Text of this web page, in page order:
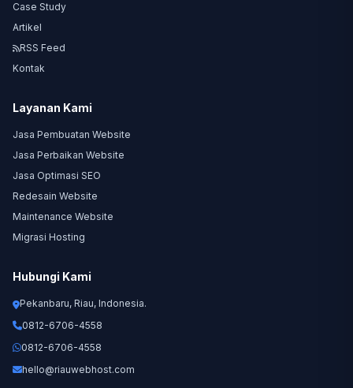
Case Study
Artikel
RSS Feed
Kontak
Layanan Kami
Jasa Pembuatan Website
Jasa Perbaikan Website
Jasa Optimasi SEO
Redesain Website
Maintenance Website
Migrasi Hosting
Hubungi Kami
Pekanbaru, Riau, Indonesia.
0812-6706-4558
0812-6706-4558
hello@riauwebhost.com